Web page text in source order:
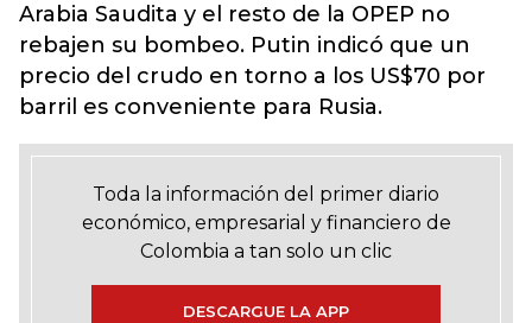
Arabia Saudita y el resto de la OPEP no
rebajen su bombeo. Putin indicó que un
precio del crudo en torno a los US$70 por
barril es conveniente para Rusia.
Toda la información del primer diario
económico, empresarial y financiero de
Colombia a tan solo un clic
DESCARGUE LA APP